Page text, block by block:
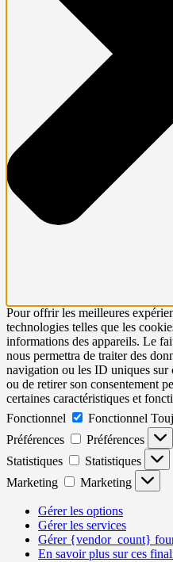
Pour offrir les meilleures
technologies telles que les
informations des appareils. Le
nous permettra de traiter des
navigation ou les ID uniques sur
ou de retirer son consentement
certaines caractéristiques et
Fonctionnel
Fonctionnel
Préférences
Préférences
Statistiques
Statistiques
Marketing
Marketing
Gérer les options
Gérer les services
Gérer {vendor_count}
En savoir plus sur ces